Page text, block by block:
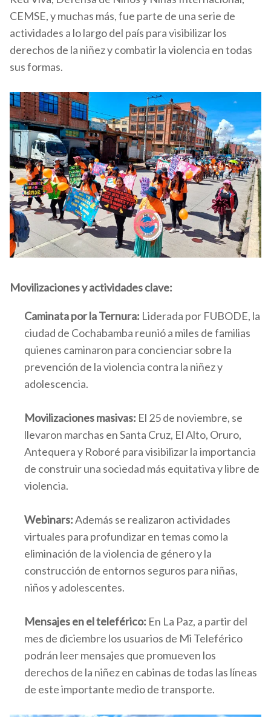
CEMSE, ymuchas más, fue parte de una serie de
actividades a lo largo del país para visibilizar los
derechos de la niñez y combatir la violencia en todas
sus formas.
Movilizaciones y actividades clave:
Caminata por la Ternura: Liderada por FUBODE, la
ciudad de Cochabamba reunió a miles de familias
quienes caminaron para concienciar sobre la
prevención de la violencia contra la niñez y
adolescencia.
Movilizaciones masivas: El 25 de noviembre, se
llevaron marchas en Santa Cruz, El Alto, Oruro,
Antequera y Roboré para visibilizar la importancia
de construir una sociedad más equitativa y libre de
violencia.
Webinars:Además se realizaron actividades
virtuales para profundizar en temas como la
eliminación de la violencia de género y la
construcción de entornos seguros para niñas,
niños y adolescentes.
Mensajes en el teleférico: En La Paz, a partir del
mes de diciembre los usuarios de Mi Teleférico
podrán leer mensajes que promueven los
derechos de la niñez en cabinas de todas las líneas
de este importante medio de transporte.